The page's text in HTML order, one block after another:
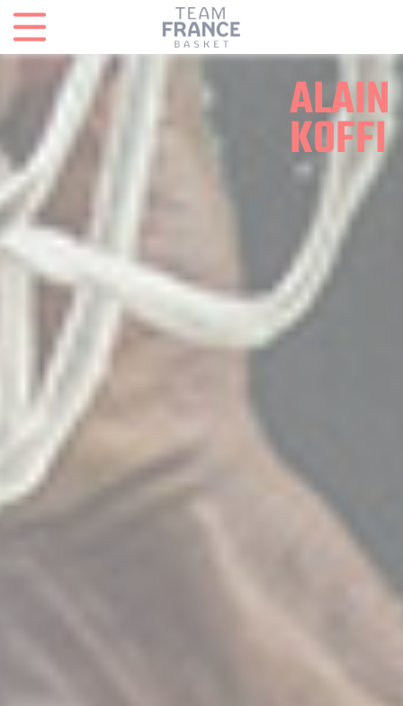
ALAIN
KOFFI
Panneau de gestion des cookies